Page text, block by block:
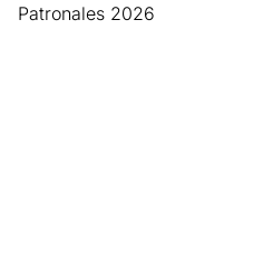
Patronales 2026